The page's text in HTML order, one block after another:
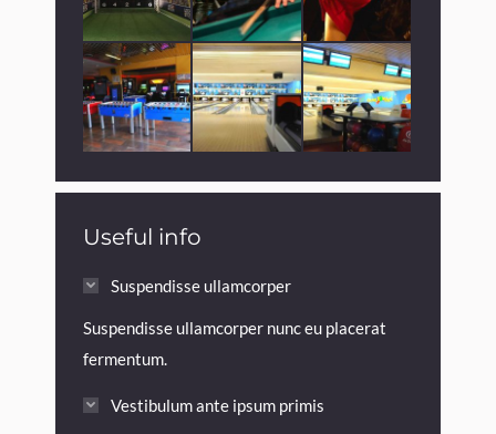
Useful info
Suspendisse ullamcorper
Suspendisse ullamcorper nunc eu placerat
fermentum.
Vestibulum ante ipsum primis